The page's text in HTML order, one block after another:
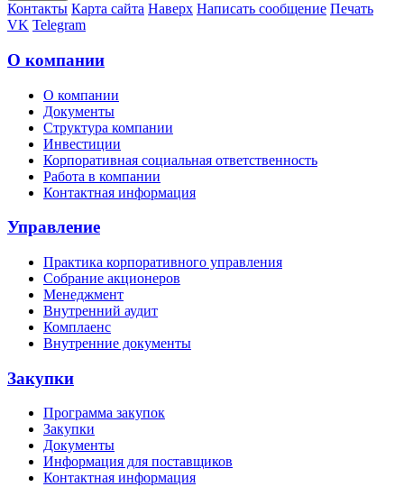
Контакты Карта сайта Наверх Написать сообщение Печать
VK Telegram
О компании
О компании
Документы
Структура компании
Инвестиции
Корпоративная социальная ответственность
Работа в компании
Контактная информация
Управление
Практика корпоративного управления
Собрание акционеров
Менеджмент
Внутренний аудит
Комплаенс
Внутренние документы
Закупки
Программа закупок
Закупки
Документы
Информация для поставщиков
Контактная информация